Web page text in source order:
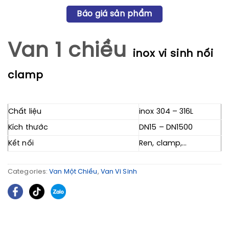
Báo giá sản phẩm
Van 1 chiều
inox vi sinh nối
clamp
Chất liệu
inox 304 – 316L
Kích thước
DN15 – DN1500
Kết nối
Ren, clamp,…
Categories:Van Một Chiều, Van Vi Sinh